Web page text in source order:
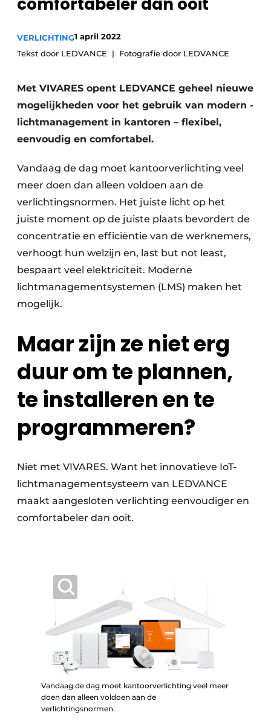
Vacature aanmelden
Vacatures
Video’s
Sanitair
Brandbeveiliging
Ventilatie
VERLICHTING1 april 2022
Tekst door LEDVANCE
Fotografie door LEDVANCE
Met VIVARES opent LEDVANCE geheel nieuwe
mogelijkheden voor het gebruik van modern ­
lichtmanagement in kantoren – flexibel,
eenvoudig en comfortabel.
Vandaag de dag moet kantoorverlichting veel
meer doen dan alleen voldoen aan de
verlichtings­normen. Het juiste licht op het
juiste moment op de juiste plaats bevordert de
concentratie en efficiëntie van de werknemers,
verhoogt hun welzijn en, last but not least,
bespaart veel elektriciteit. Moderne
lichtmanagementsystemen (LMS) maken het
mogelijk.
Maar zijn ze niet erg
duur om te plannen,
te installeren en te
programmeren?
Niet met VIVARES. Want het innovatieve IoT-
licht­managementsysteem van LEDVANCE
maakt aangesloten verlichting eenvoudiger en
comforta­beler dan ooit.
Vandaag de dag moet kantoorverlichting veel meer
doen dan alleen voldoen aan de
verlichtingsnormen.